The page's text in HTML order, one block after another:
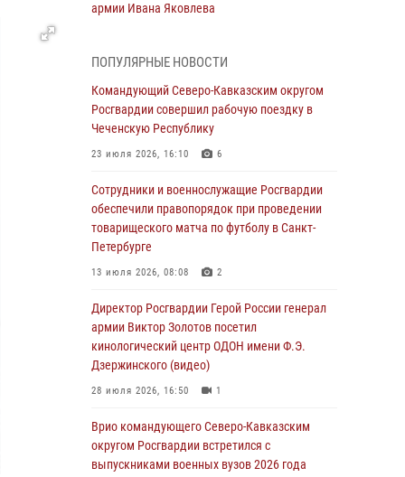
армии Ивана Яковлева
При содействии спецназа Росгвардии
задержаны подозреваемые в организации
незаконной миграции в Подмосковье (видео)
05 августа 2026, 14:25
оказал содействие в задержании
подозреваемых в причинении
имущественного ущерба
05 августа 2026, 13:53
Росгвардии юным динамовцам
Свердловской области
05 августа 2026, 13:50 4
В столице росгвардейцы задержали мужчину,
(видео)
05 августа 2026, 13:25 1
ПОПУЛЯРНЫЕ НОВОСТИ
Командующий Северо-Кавказским округом
Росгвардии совершил рабочую поездку в
Чеченскую Республику
23 июля 2026, 16:10 6
Сотрудники и военнослужащие Росгвардии
обеспечили правопорядок при проведении
товарищеского матча по футболу в Санкт-
Петербурге
13 июля 2026, 08:08 2
Директор Росгвардии Герой России генерал
армии Виктор Золотов посетил
кинологический центр ОДОН имени Ф.Э.
Дзержинского (видео)
28 июля 2026, 16:50 1
Врио командующего Северо-Кавказским
округом Росгвардии встретился с
выпускниками военных вузов 2026 года